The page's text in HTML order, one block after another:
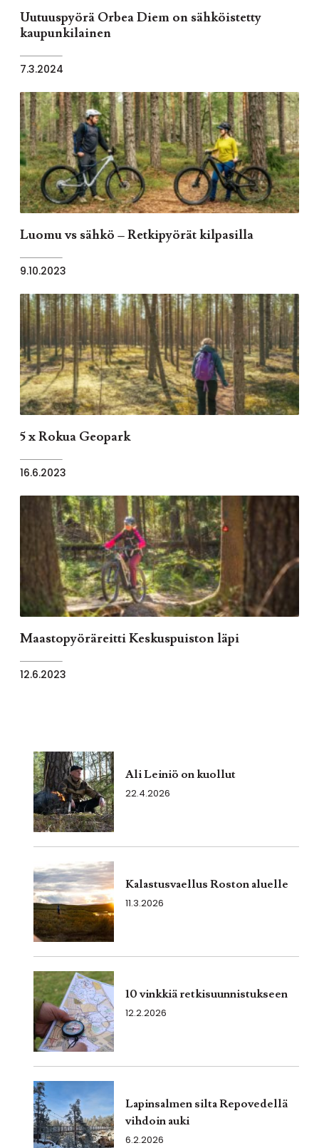
Uutuuspyörä Orbea Diem on sähköistetty
kaupunkilainen
7.3.2024
Luomu vs sähkö – Retkipyörät kilpasilla
9.10.2023
5 x Rokua Geopark
16.6.2023
Maastopyöräreitti Keskuspuiston läpi
12.6.2023
Ali Leiniö on kuollut
22.4.2026
Kalastusvaellus Roston aluelle
11.3.2026
10 vinkkiä retkisuunnistukseen
12.2.2026
Lapinsalmen silta Repovedellä
vihdoin auki
6.2.2026